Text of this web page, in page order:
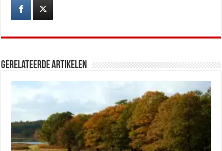
Gerelateerde artikelen